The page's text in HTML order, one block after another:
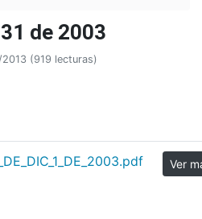
de 2003
(919 lecturas)